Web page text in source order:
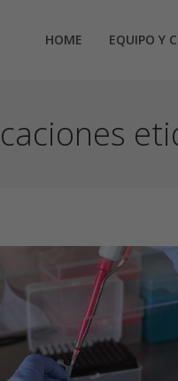
HOME EQUIPO Y